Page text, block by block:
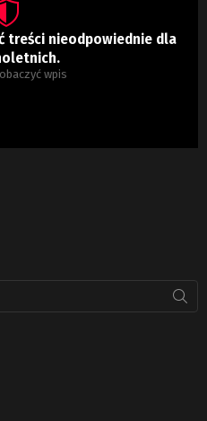
treści nieodpowiednie dla
wpis